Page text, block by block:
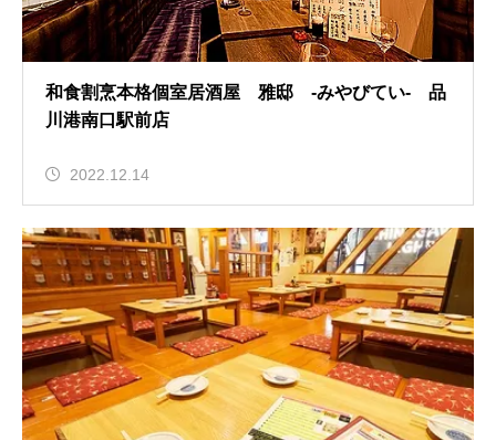
和食割烹本格個室居酒屋 雅邸 -みやびてい- 品
川港南口駅前店
2022.12.14